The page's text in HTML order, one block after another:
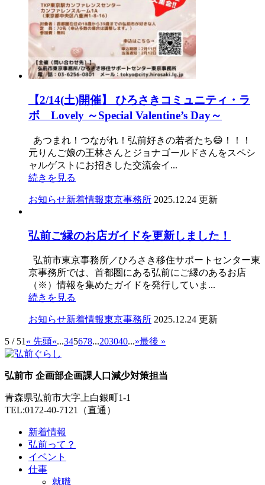
【2/14(土)開催】 ひろさきコミュニティ・ラ
ボ Lovely ～Special Valentine’s Day～
あつまれ！つながれ！弘前好きの若者たち😄！！！
元りんご娘の王林さんとジョナゴールドさんをスペシ
ャルゲストにお招きした交流会イ...
続きを見る
お知らせ新着情報東京事務所 2025.12.24 更新
弘前ご縁のお店ガイドを更新しました！
弘前市東京事務所／ひろさき移住サポートセンター東
京事務所では、首都圏にある弘前にご縁のあるお店
（※）情報を集めたガイドを発行していま...
続きを見る
お知らせ新着情報東京事務所 2025.12.24 更新
5 / 51 « 先頭«...345678...203040...»最後 »
弘前市 企画部企画課人口減少対策担当
青森県弘前市大字上白銀町1-1
TEL:0172-40-7121（直通）
新着情報
弘前って？
イベント
仕事
就職